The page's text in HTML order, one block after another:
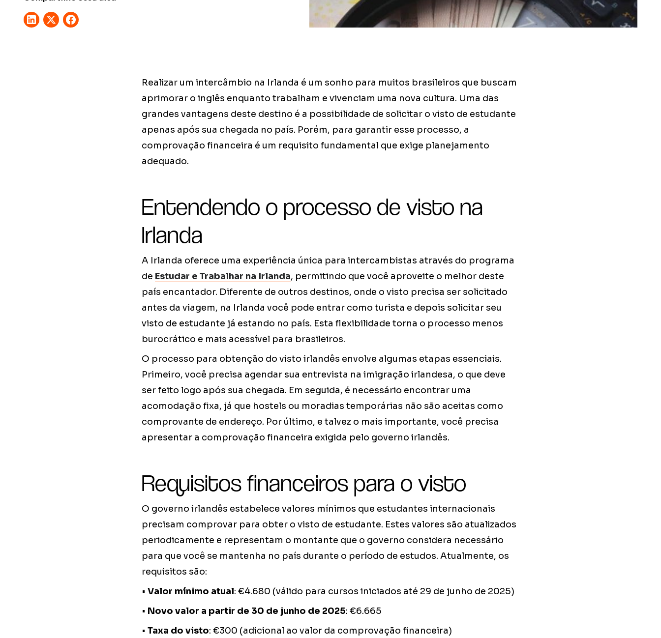
Realizar um intercâmbio na Irlanda é um sonho para muitos brasileiros que buscam
aprimorar o inglês enquanto trabalham e vivenciam uma nova cultura. Uma das
grandes vantagens deste destino é a possibilidade de solicitar o visto de estudante
apenas após sua chegada no país. Porém, para garantir esse processo, a
comprovação financeira é um requisito fundamental que exige planejamento
adequado.
Entendendo o processo de visto na
Irlanda
A Irlanda oferece uma experiência única para intercambistas através do programa
de Estudar e Trabalhar na Irlanda, permitindo que você aproveite o melhor deste
país encantador. Diferente de outros destinos, onde o visto precisa ser solicitado
antes da viagem, na Irlanda você pode entrar como turista e depois solicitar seu
visto de estudante já estando no país. Esta flexibilidade torna o processo menos
burocrático e mais acessível para brasileiros.
O processo para obtenção do visto irlandês envolve algumas etapas essenciais.
Primeiro, você precisa agendar sua entrevista na imigração irlandesa, o que deve
ser feito logo após sua chegada. Em seguida, é necessário encontrar uma
acomodação fixa, já que hostels ou moradias temporárias não são aceitas como
comprovante de endereço. Por último, e talvez o mais importante, você precisa
apresentar a comprovação financeira exigida pelo governo irlandês.
Requisitos financeiros para o visto
O governo irlandês estabelece valores mínimos que estudantes internacionais
precisam comprovar para obter o visto de estudante. Estes valores são atualizados
periodicamente e representam o montante que o governo considera necessário
para que você se mantenha no país durante o período de estudos. Atualmente, os
requisitos são:
• Valor mínimo atual: €4.680 (válido para cursos iniciados até 29 de junho de 2025)
• Novo valor a partir de 30 de junho de 2025: €6.665
• Taxa do visto: €300 (adicional ao valor da comprovação financeira)